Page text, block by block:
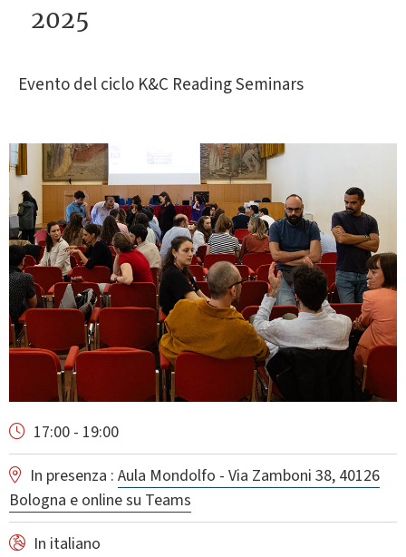
2025
Evento del ciclo K&C Reading Seminars
17:00 - 19:00
In presenza : Aula Mondolfo - Via Zamboni 38, 40126
Bologna e online su Teams
In italiano